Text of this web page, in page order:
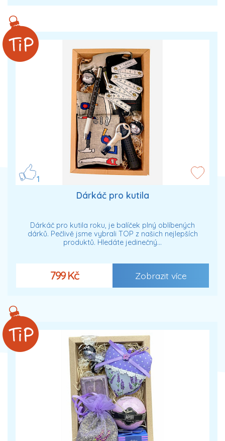
1
Dárkáč pro kutila
Dárkáč pro kutila roku, je balíček plný oblíbených
dárků. Pečlivě jsme vybrali TOP z našich nejlepších
produktů. Hledáte jedinečný…
799 Kč Zobrazit více